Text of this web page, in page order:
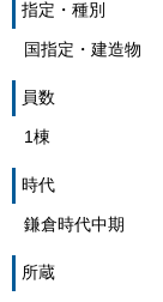
指定・種別
国指定・建造物
員数
1棟
時代
鎌倉時代中期
所蔵